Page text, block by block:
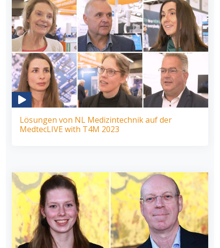
Lösungen von NL Medizintechnik auf der
MedtecLIVE with T4M 2023